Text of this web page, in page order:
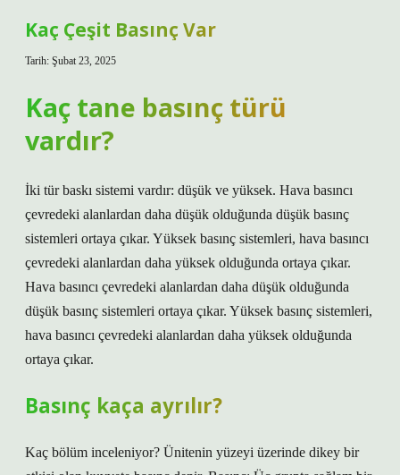
Kaç Çeşit Basınç Var
Tarih: Şubat 23, 2025
Kaç tane basınç türü
vardır?
İki tür baskı sistemi vardır: düşük ve yüksek. Hava basıncı
çevredeki alanlardan daha düşük olduğunda düşük basınç
sistemleri ortaya çıkar. Yüksek basınç sistemleri, hava basıncı
çevredeki alanlardan daha yüksek olduğunda ortaya çıkar.
Hava basıncı çevredeki alanlardan daha düşük olduğunda
düşük basınç sistemleri ortaya çıkar. Yüksek basınç sistemleri,
hava basıncı çevredeki alanlardan daha yüksek olduğunda
ortaya çıkar.
Basınç kaça ayrılır?
Kaç bölüm inceleniyor? Ünitenin yüzeyi üzerinde dikey bir